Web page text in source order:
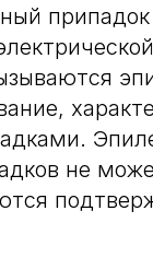
припадок
не